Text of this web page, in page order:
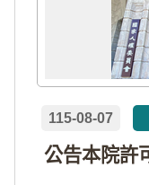
115-08-07